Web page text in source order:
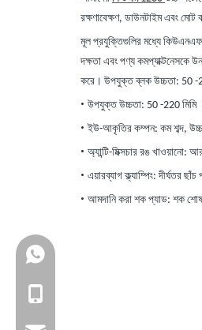
রক্ষণাবেক্ষণ, ডাউনটাইম এবং মোট
মূল প্রযুক্তিগুলির মধ্যে
দক্ষতা এবং পণ্য কমপ্যাক্টনেসকে
করে। উপযুক্ত ব্লক উচ্চতা: 50 -
• উপযুক্ত উচ্চতা: 50 -220 মিমি
•ইউ-আকৃতির কম্পন: কম শব্দ,
• অ্যান্টি-মিক্সচার রঙ খাওয়ানো:
• এয়ারব্যাগ ক্ল্যাম্পিং: দীর্ঘতর ছাঁচ
• আমদানি করা শক প্যাড: শক